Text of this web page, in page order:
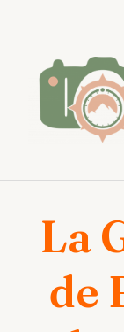
La
de